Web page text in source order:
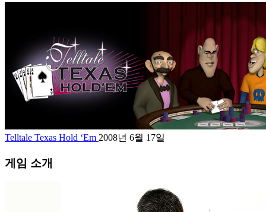
Telltale Texas Hold ‘Em 2008년 6월 17일
게임 소개